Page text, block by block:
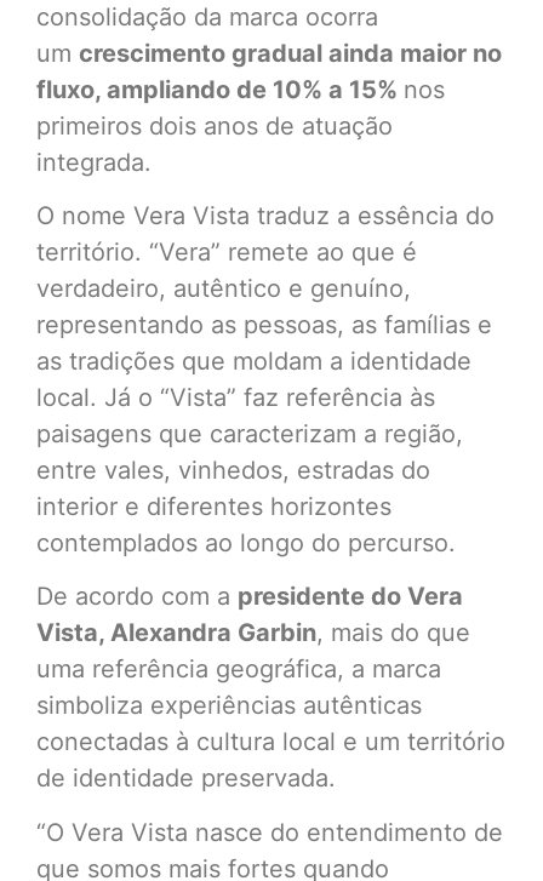
consolidação da marca ocorra
um crescimento gradual ainda maior no
fluxo, ampliando de 10% a 15% nos
primeiros dois anos de atuação
integrada.
O nome Vera Vista traduz a essência do
território. “Vera” remete ao que é
verdadeiro, autêntico e genuíno,
representando as pessoas, as famílias e
as tradições que moldam a identidade
local. Já o “Vista” faz referência às
paisagens que caracterizam a região,
entre vales, vinhedos, estradas do
interior e diferentes horizontes
contemplados ao longo do percurso.
De acordo com a presidente do Vera
Vista, Alexandra Garbin, mais do que
uma referência geográfica, a marca
simboliza experiências autênticas
conectadas à cultura local e um território
de identidade preservada.
“O Vera Vista nasce do entendimento de
que somos mais fortes quando